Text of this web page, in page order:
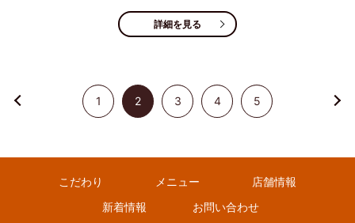
詳細を見る
1 2 3 4 5
こだわり メニュー
店舗情報
新着情報
お問い合わせ